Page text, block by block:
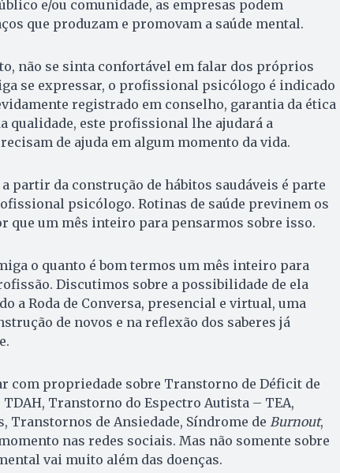
e/ou comunidade, as empresas podem
que produzam e promovam a saúde mental.
não se sinta confortável em falar dos próprios
se expressar, o profissional psicólogo é indicado
registrado em conselho, garantia da ética
qualidade, este profissional lhe ajudará a
de ajuda em algum momento da vida.
partir da construção de hábitos saudáveis é parte
psicólogo. Rotinas de saúde previnem os
que um mês inteiro para pensarmos sobre isso.
o quanto é bom termos um mês inteiro para
Discutimos sobre a possibilidade de ela
a Roda de Conversa, presencial e virtual, uma
de novos e na reflexão dos saberes já
com propriedade sobre Transtorno de Déficit de
Transtorno do Espectro Autista – TEA,
Transtornos de Ansiedade, Síndrome de Burnout,
nas redes sociais. Mas não somente sobre
vai muito além das doenças.